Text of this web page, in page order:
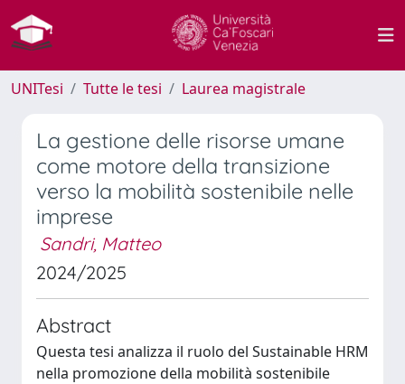
UNITesi Tutte le tesi Laurea magistrale
La gestione delle risorse umane
come motore della transizione
verso la mobilità sostenibile nelle
imprese
Sandri, Matteo
2024/2025
Abstract
Questa tesi analizza il ruolo del Sustainable HRM
nella promozione della mobilità sostenibile